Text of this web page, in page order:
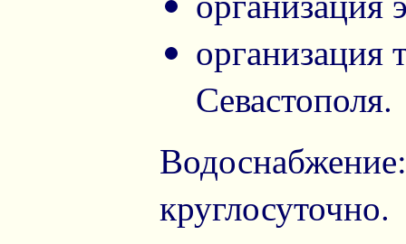
организация
Севастополя.
круглосуточно.